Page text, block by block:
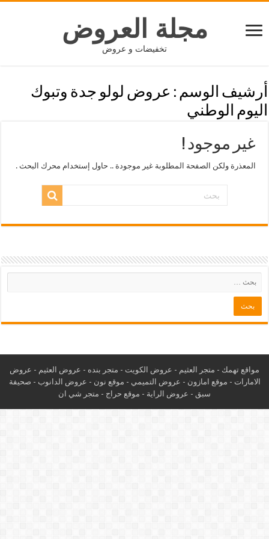
مجلة العروض
تخفيضات و عروض
أرشيف الوسم : عروض لولو جدة وتبوك
اليوم الوطني
غير موجود !
المعذرة ولكن الصفحة المطلوبة غير موجودة .. حاول إستخدام محرك البحث .
مواقع تهمك - متجر العثيم - عروض الكويت - متجر بنده - عروض العثيم - عروض
الامارات - موقع امازون - عروض التميمي - موقع نون - عروض الدانوب - صحيفة
سبق - عروض الراية - موقع حراج - متجر شي ان